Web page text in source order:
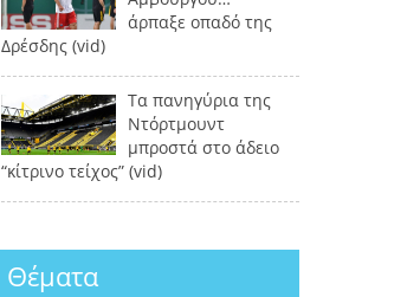
άρπαξε οπαδό της
Δρέσδης (vid)
Τα πανηγύρια της
Ντόρτμουντ
μπροστά στο άδειο
“κίτρινο τείχος” (vid)
Θέματα